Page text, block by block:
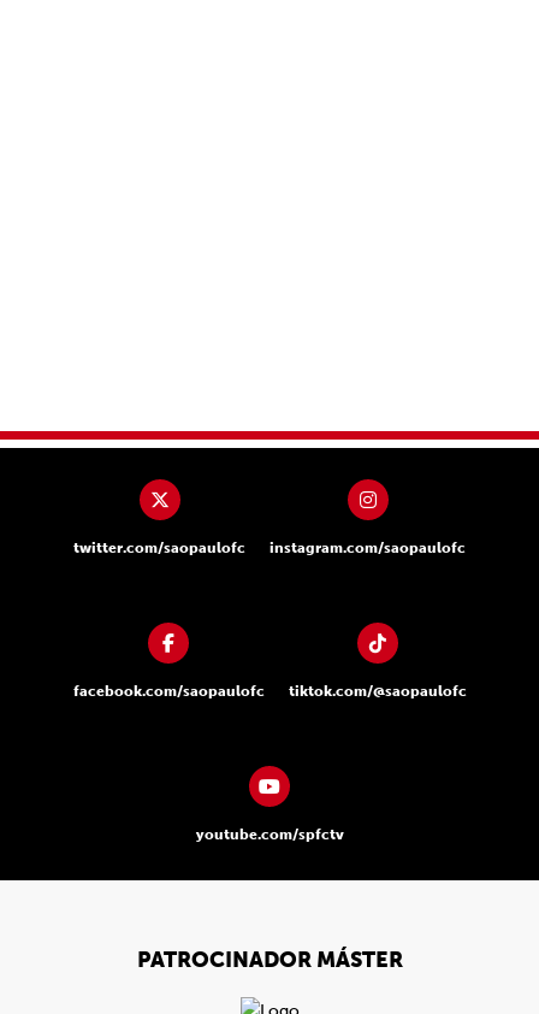
twitter.com/saopaulofc instagram.com/saopaulofc
facebook.com/saopaulofc tiktok.com/@saopaulofc
youtube.com/spfctv
PATROCINADOR MÁSTER